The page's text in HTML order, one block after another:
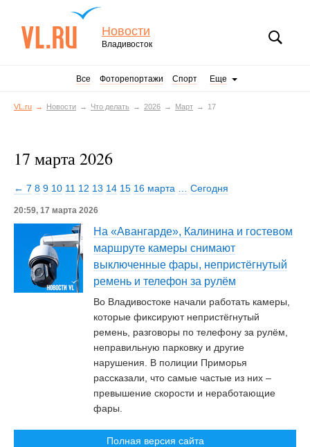
Новости
Владивосток
Все Фоторепортажи Спорт Еще
VL.ru Новости Что делать 2026 Март 17
17 марта 2026
← 7 8 9 10 11 12 13 14 15 16 марта Сегодня
20:59, 17 марта 2026
На «Авангарде», Калинина и гостевом
маршруте камеры снимают
выключенные фары, непристёгнутый
ремень и телефон за рулём
Во Владивостоке начали работать камеры,
которые фиксируют непристёгнутый
ремень, разговоры по телефону за рулём,
неправильную парковку и другие
нарушения. В полиции Приморья
рассказали, что самые частые из них –
превышение скорости и неработающие
фары.
Полная версия сайта